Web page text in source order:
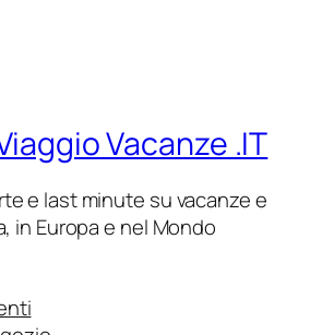
Vacanze .IT
e last minute su vacanze e
in Europa e nel Mondo